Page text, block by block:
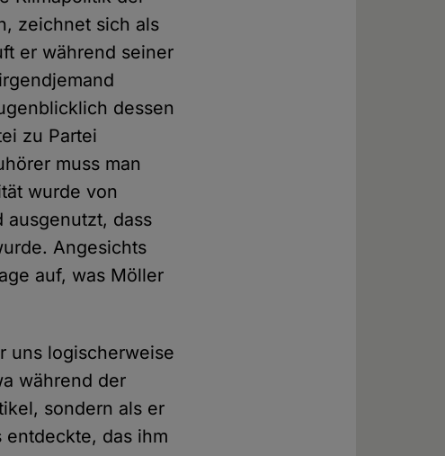
zeichnet sich als
er während seiner
dessen
zu Partei
muss man
wurde von
dass
Angesichts
auf, was Möller
uns logischerweise
während der
sondern als er
entdeckte, das ihm